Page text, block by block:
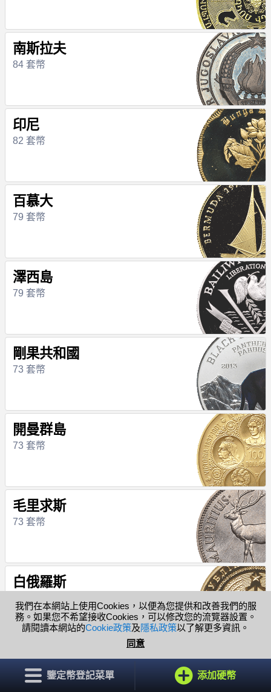
南斯拉夫
84 套幣
印尼
82 套幣
百慕大
79 套幣
澤西島
79 套幣
剛果共和國
73 套幣
開曼群島
73 套幣
毛里求斯
73 套幣
白俄羅斯
突尼斯
71 套幣 鑒定幣登記菜單 添加硬幣
我們在本網站上使用Cookies，以便為您提供和改善我們的服
務。如果您不希望接收Cookies，可以修改您的流覽器設置。
請閱讀本網站的Cookie政策及隱私政策以了解更多資訊。
同意